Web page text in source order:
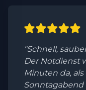
"Schnell,
Der Notdienst
Minuten da,
Sonntagabend